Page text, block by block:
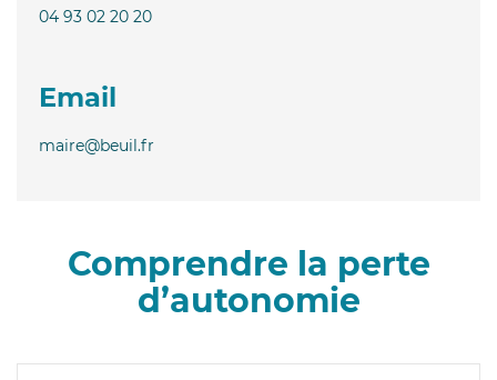
04 93 02 20 20
Email
maire@beuil.fr
Comprendre la perte
d’autonomie